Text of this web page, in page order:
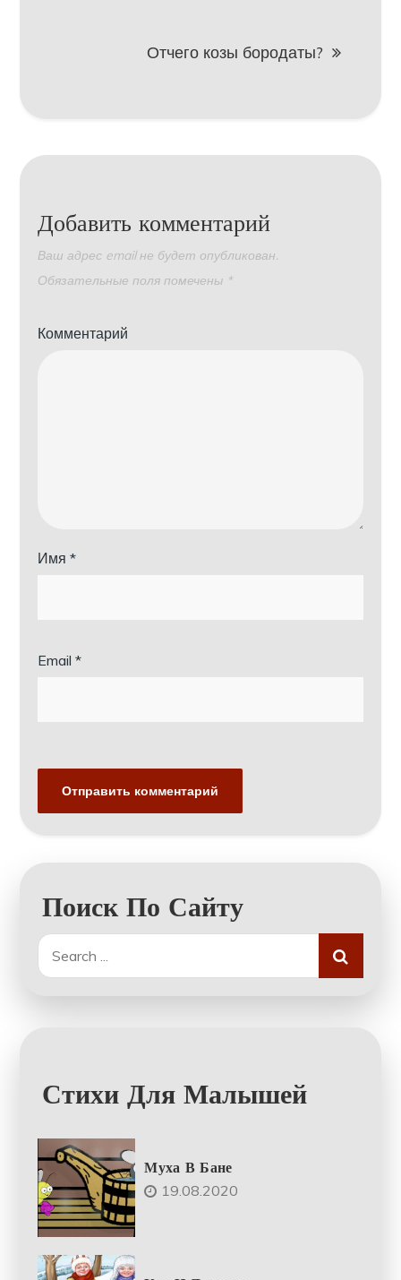
записямОтчего козы бородаты?
Добавить комментарий
Ваш адрес email не будет опубликован.
Обязательные поля помечены *
Комментарий
Имя*
Email*
Поиск По Сайту
Search
for:
Стихи Для Малышей
Муха В Бане
19.08.2020